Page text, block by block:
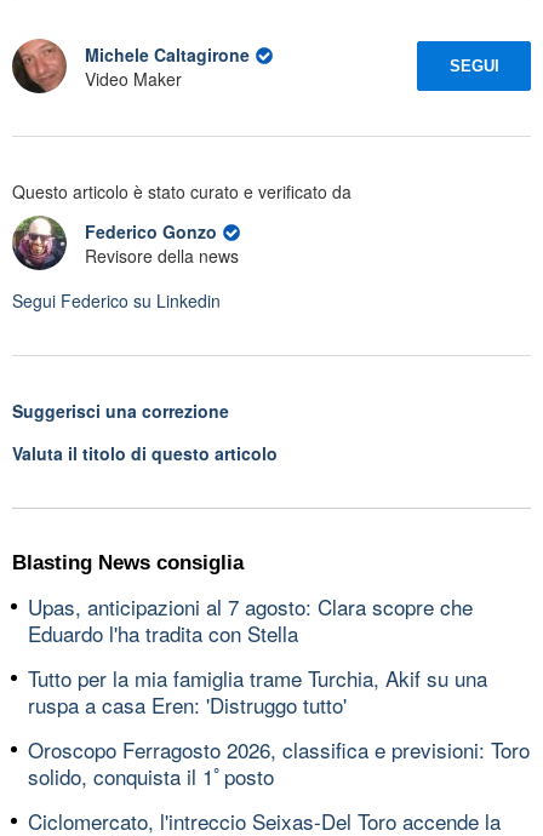
Michele Caltagirone
Video Maker
SEGUI
Questo articolo è stato curato e verificato da
Federico Gonzo
Revisore della news
Segui Federico su Linkedin
Suggerisci una correzione
Valuta il titolo di questo articolo
Blasting News consiglia
Upas, anticipazioni al 7 agosto: Clara scopre che
Eduardo l'ha tradita con Stella
Tutto per la mia famiglia trame Turchia, Akif su una
ruspa a casa Eren: 'Distruggo tutto'
Oroscopo Ferragosto 2026, classifica e previsioni: Toro
solido, conquista il 1ﾟposto
Ciclomercato, l'intreccio Seixas-Del Toro accende la